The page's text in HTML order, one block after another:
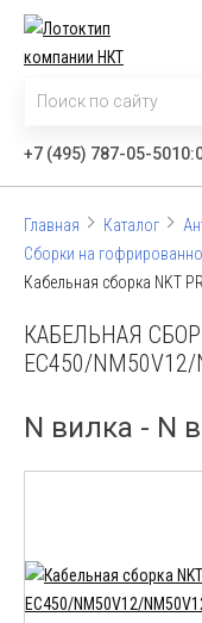
+7 (495) 787-05-50
Главная Каталог
Сборки на
Кабельная сборка NKT
КАБЕЛЬНАЯ
EC450/
N вилка - N